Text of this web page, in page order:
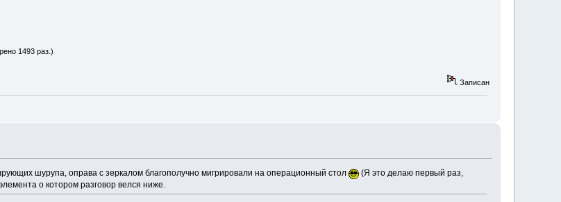
1493 раз.)
Записан
шурупа, оправа с зеркалом благополучно мигрировали на операционный стол
(Я это делаю первый раз,
о котором разговор велся ниже.